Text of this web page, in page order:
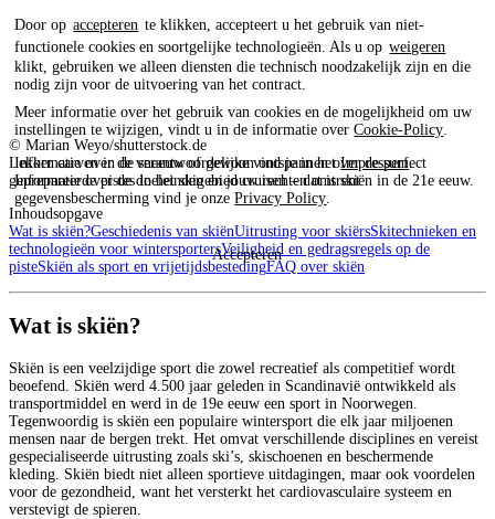
Door op accepteren te klikken, accepteert u het gebruik van niet-
functionele cookies en soortgelijke technologieën. Als u op weigeren
klikt, gebruiken we alleen diensten die technisch noodzakelijk zijn en die
nodig zijn voor de uitvoering van het contract.
Meer informatie over het gebruik van cookies en de mogelijkheid om uw
instellingen te wijzigen, vindt u in de informatie overCookie-Policy
Informatie over de verantwoordelijke vind je in hetImpressum.
Informatie over de doeleinden en jouw rechten omtrent
gegevensbescherming vind je onzePrivacy Policy
Accepteren
© Marian Weyo/shutterstock.de
Lekker carven in de sneeuw of gewoon ontspannen over de perfect
geprepareerde pistes in het skigebied cruisen – dat is skiën in de 21e eeuw.
Inhoudsopgave
Wat is skiën?Geschiedenis van skiënUitrusting voor skiërsSkitechnieken en
technologieën voor wintersportersVeiligheid en gedragsregels op de
pisteSkiën als sport en vrijetijdsbestedingFAQ over skiën
Wat is skiën?
Skiën is een veelzijdige sport die zowel recreatief als competitief wordt
beoefend. Skiën werd 4.500 jaar geleden in Scandinavië ontwikkeld als
transportmiddel en werd in de 19e eeuw een sport in Noorwegen.
Tegenwoordig is skiën een populaire wintersport die elk jaar miljoenen
mensen naar de bergen trekt. Het omvat verschillende disciplines en vereist
gespecialiseerde uitrusting zoals ski’s, skischoenen en beschermende
kleding. Skiën biedt niet alleen sportieve uitdagingen, maar ook voordelen
voor de gezondheid, want het versterkt het cardiovasculaire systeem en
verstevigt de spieren.